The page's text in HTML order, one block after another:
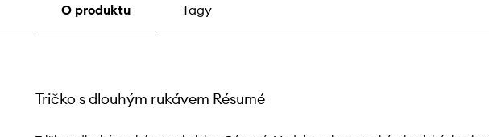
O produktu Tagy
Tričko s dlouhým rukávem Résumé